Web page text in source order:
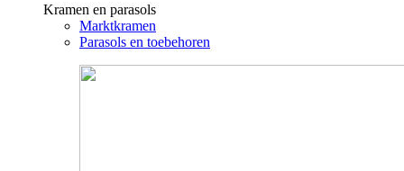
Kramen en parasols
Marktkramen
Parasols en toebehoren